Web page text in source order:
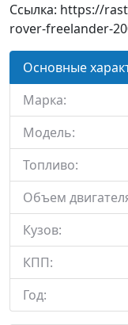
Ссылка: https://
rover-freelander-
Основные
Марка:
Модель:
Топливо:
Объем
Кузов:
КПП:
Год: